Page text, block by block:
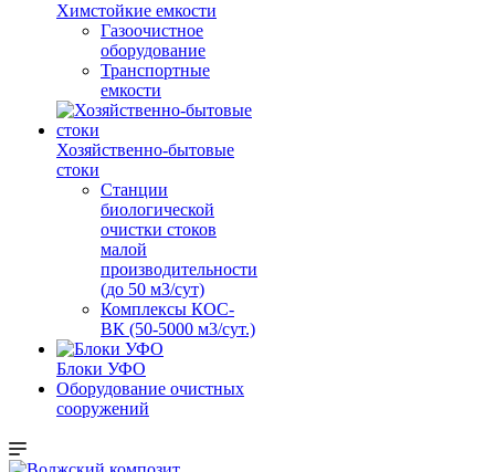
Химстойкие емкости
Газоочистное
оборудование
Транспортные
емкости
Хозяйственно-бытовые
стоки
Станции
биологической
очистки стоков
малой
производительности
(до 50 м3/сут)
Комплексы КОС-
ВК (50-5000 м3/сут.)
Блоки УФО
Оборудование очистных
сооружений